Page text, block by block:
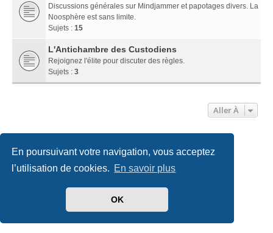
En poursuivant votre navigation, vous acceptez
l’utilisation de cookies. En savoir plus
OK
Discussions générales sur Mindjammer et papotages divers. La
Noosphère est sans limite.
Sujets : 15
L'Antichambre des Custodiens
Rejoignez l'élite pour discuter des règles.
Sujets : 3
Aller À
Accueil Index du forum Nous contacter
Développé parphpBB® Forum Software © phpBB Limited
created by INVENTEA & v12mike